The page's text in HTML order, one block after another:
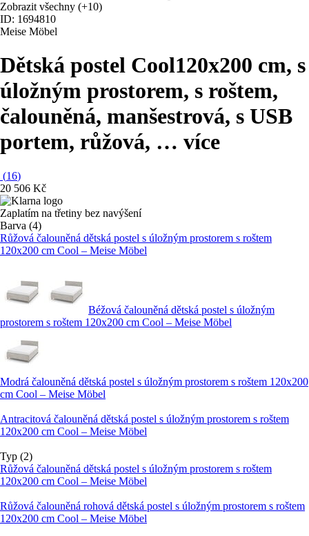
Zobrazit všechny (+10)
ID: 1694810
Meise Möbel
Dětská postel Cool120x200 cm, s
úložným prostorem, s roštem,
čalouněná, manšestrová, s USB
portem, růžová, … více
(16)
20 506 Kč
Zaplatím na třetiny bez navýšení
Barva (4)
Růžová čalouněná dětská postel s úložným prostorem s roštem
120x200 cm Cool – Meise Möbel
Béžová čalouněná dětská postel s úložným
prostorem s roštem 120x200 cm Cool – Meise Möbel
Modrá čalouněná dětská postel s úložným prostorem s roštem 120x200
cm Cool – Meise Möbel
Antracitová čalouněná dětská postel s úložným prostorem s roštem
120x200 cm Cool – Meise Möbel
Typ (2)
Růžová čalouněná dětská postel s úložným prostorem s roštem
120x200 cm Cool – Meise Möbel
Růžová čalouněná rohová dětská postel s úložným prostorem s roštem
120x200 cm Cool – Meise Möbel